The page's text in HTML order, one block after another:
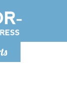
Lunedì-